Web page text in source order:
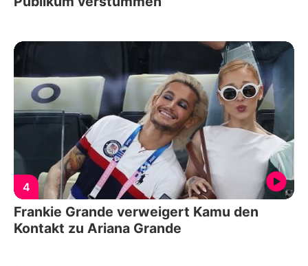
4
Frankie Grande verweigert Kamu den
Kontakt zu Ariana Grande